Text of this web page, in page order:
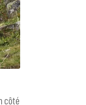
côté